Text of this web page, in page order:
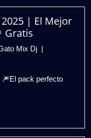
2025 | El Mejor
Gratis
Mix Dj OPEN
DE
|
pack perfecto